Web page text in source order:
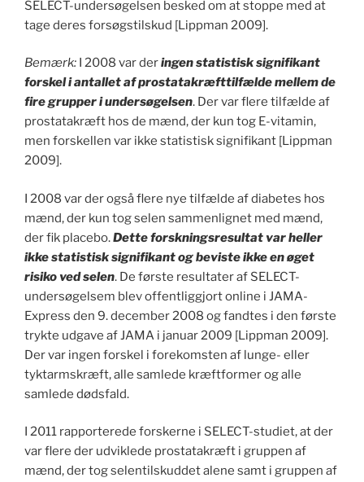
SELECT-undersøgelsen besked om at stoppe med at
tage deres forsøgstilskud [Lippman 2009].
Bemærk: I 2008 var deringen statistisk signifikant
forskel i antallet af prostatakræfttilfælde mellem de
fire grupper i undersøgelsen. Der var flere tilfælde af
prostatakræft hos de mænd, der kun tog E-vitamin,
men forskellen var ikke statistisk signifikant [Lippman
2009].
I 2008 var der også flere nye tilfælde af diabetes hos
mænd, der kun tog selen sammenlignet med mænd,
der fik placebo.Dette forskningsresultat var heller
ikke statistisk signifikant og beviste ikke en øget
risiko ved selen. De første resultater af SELECT-
undersøgelsem blev offentliggjort online i JAMA-
Express den 9. december 2008 og fandtes i den første
trykte udgave af JAMA i januar 2009 [Lippman 2009].
Der var ingen forskel i forekomsten af lunge- eller
tyktarmskræft, alle samlede kræftformer og alle
samlede dødsfald.
I 2011 rapporterede forskerne i SELECT-studiet, at der
var flere der udviklede prostatakræft i gruppen af
mænd, der tog selentilskuddet alene samt i gruppen af